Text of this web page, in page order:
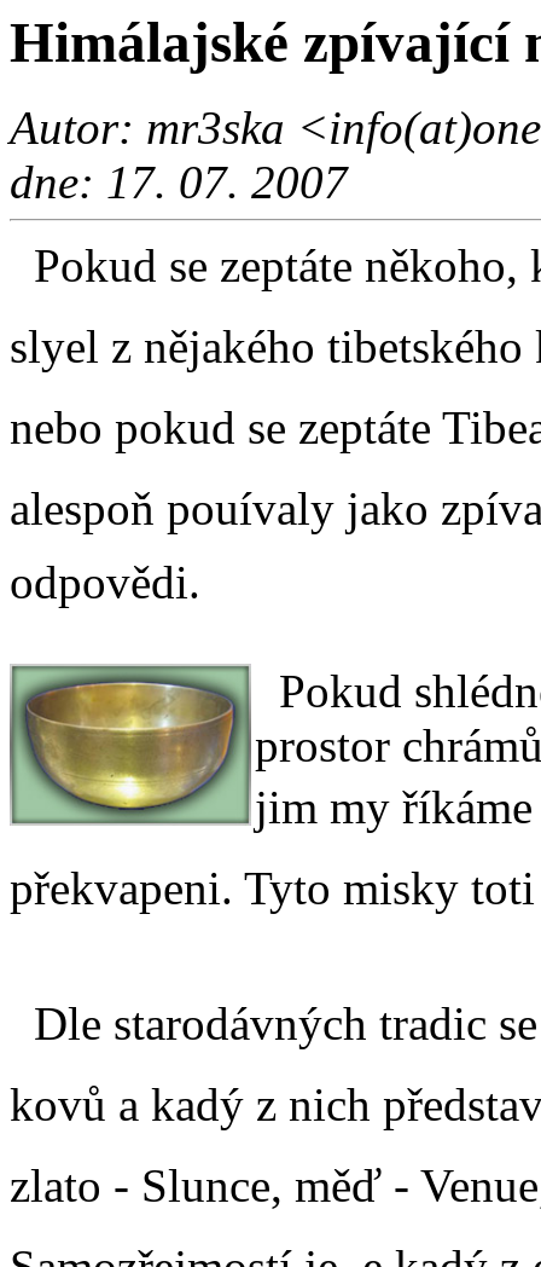
Himálajské zpívající
Autor: mr3ska
dne: 17. 07. 2007
Pokud se zeptáte
slyel z nějakého
nebo pokud se zeptáte
alespoň pouívaly jako
odpovědi.
Pokud
prostor
jim my
překvapeni. Tyto misky
Dle starodávných tradic
kovů a kadý z nich
zlato - Slunce, měď -